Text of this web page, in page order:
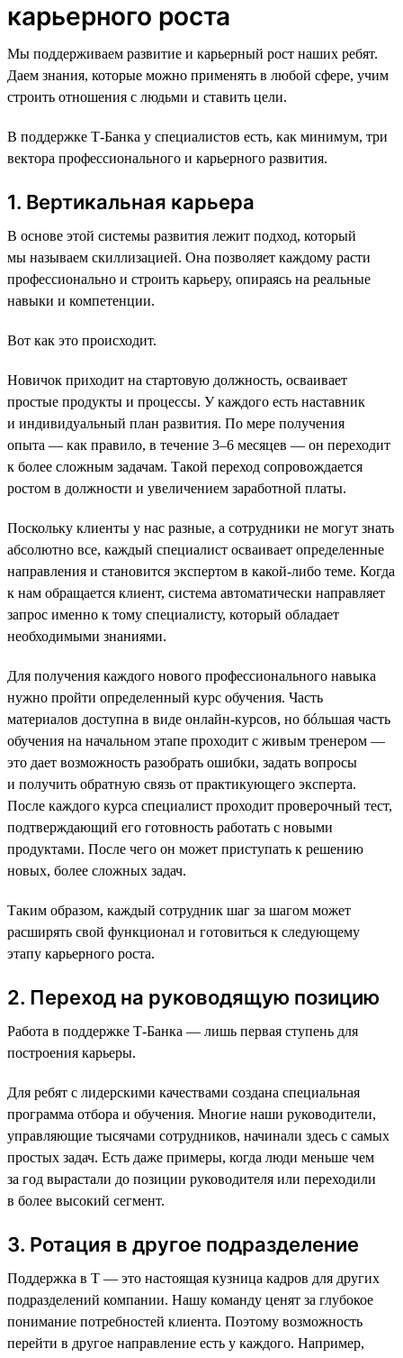
карьерного роста
Мы поддерживаем развитие и карьерный рост наших ребят.
Даем знания, которые можно применять в любой сфере, учим
строить отношения с людьми и ставить цели.
В поддержке Т-Банка у специалистов есть, как минимум, три
вектора профессионального и карьерного развития.
1. Вертикальная карьера
В основе этой системы развития лежит подход, который
мы называем скиллизацией. Она позволяет каждому расти
профессионально и строить карьеру, опираясь на реальные
навыки и компетенции.
Вот как это происходит.
Новичок приходит на стартовую должность, осваивает
простые продукты и процессы. У каждого есть наставник
и индивидуальный план развития. По мере получения
опыта — как правило, в течение 3–6 месяцев — он переходит
к более сложным задачам. Такой переход сопровождается
ростом в должности и увеличением заработной платы.
Поскольку клиенты у нас разные, а сотрудники не могут знать
абсолютно все, каждый специалист осваивает определенные
направления и становится экспертом в какой-либо теме. Когда
к нам обращается клиент, система автоматически направляет
запрос именно к тому специалисту, который обладает
необходимыми знаниями.
Для получения каждого нового профессионального навыка
нужно пройти определенный курс обучения. Часть
материалов доступна в виде онлайн-курсов, но бóльшая часть
обучения на начальном этапе проходит с живым тренером —
это дает возможность разобрать ошибки, задать вопросы
и получить обратную связь от практикующего эксперта.
После каждого курса специалист проходит проверочный тест,
подтверждающий его готовность работать с новыми
продуктами. После чего он может приступать к решению
новых, более сложных задач.
Таким образом, каждый сотрудник шаг за шагом может
расширять свой функционал и готовиться к следующему
этапу карьерного роста.
2. Переход на руководящую позицию
Работа в поддержке Т-Банка — лишь первая ступень для
построения карьеры.
Для ребят с лидерскими качествами создана специальная
программа отбора и обучения. Многие наши руководители,
управляющие тысячами сотрудников, начинали здесь с самых
простых задач. Есть даже примеры, когда люди меньше чем
за год вырастали до позиции руководителя или переходили
в более высокий сегмент.
3. Ротация в другое подразделение
Поддержка в Т — это настоящая кузница кадров для других
подразделений компании. Нашу команду ценят за глубокое
понимание потребностей клиента. Поэтому возможность
перейти в другое направление есть у каждого. Например,